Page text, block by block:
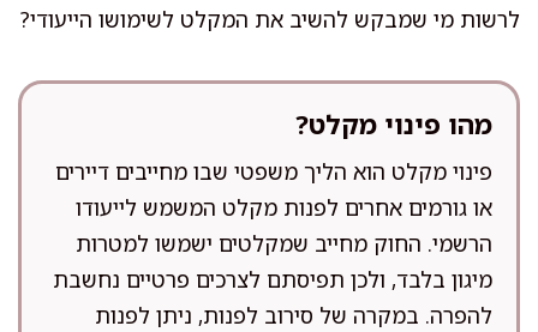
לרשות מי שמבקש להשיב את המקלט לשימושו הייעודי?
מהו פינוי מקלט?
פינוי מקלט הוא הליך משפטי שבו מחייבים דיירים
או גורמים אחרים לפנות מקלט המשמש לייעודו
הרשמי. החוק מחייב שמקלטים ישמשו למטרות
מיגון בלבד, ולכן תפיסתם לצרכים פרטיים נחשבת
להפרה. במקרה של סירוב לפנות, ניתן לפנות